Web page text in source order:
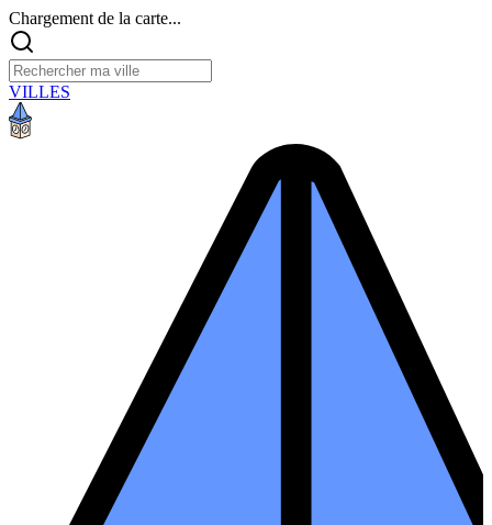
Chargement de la carte...
VILLES